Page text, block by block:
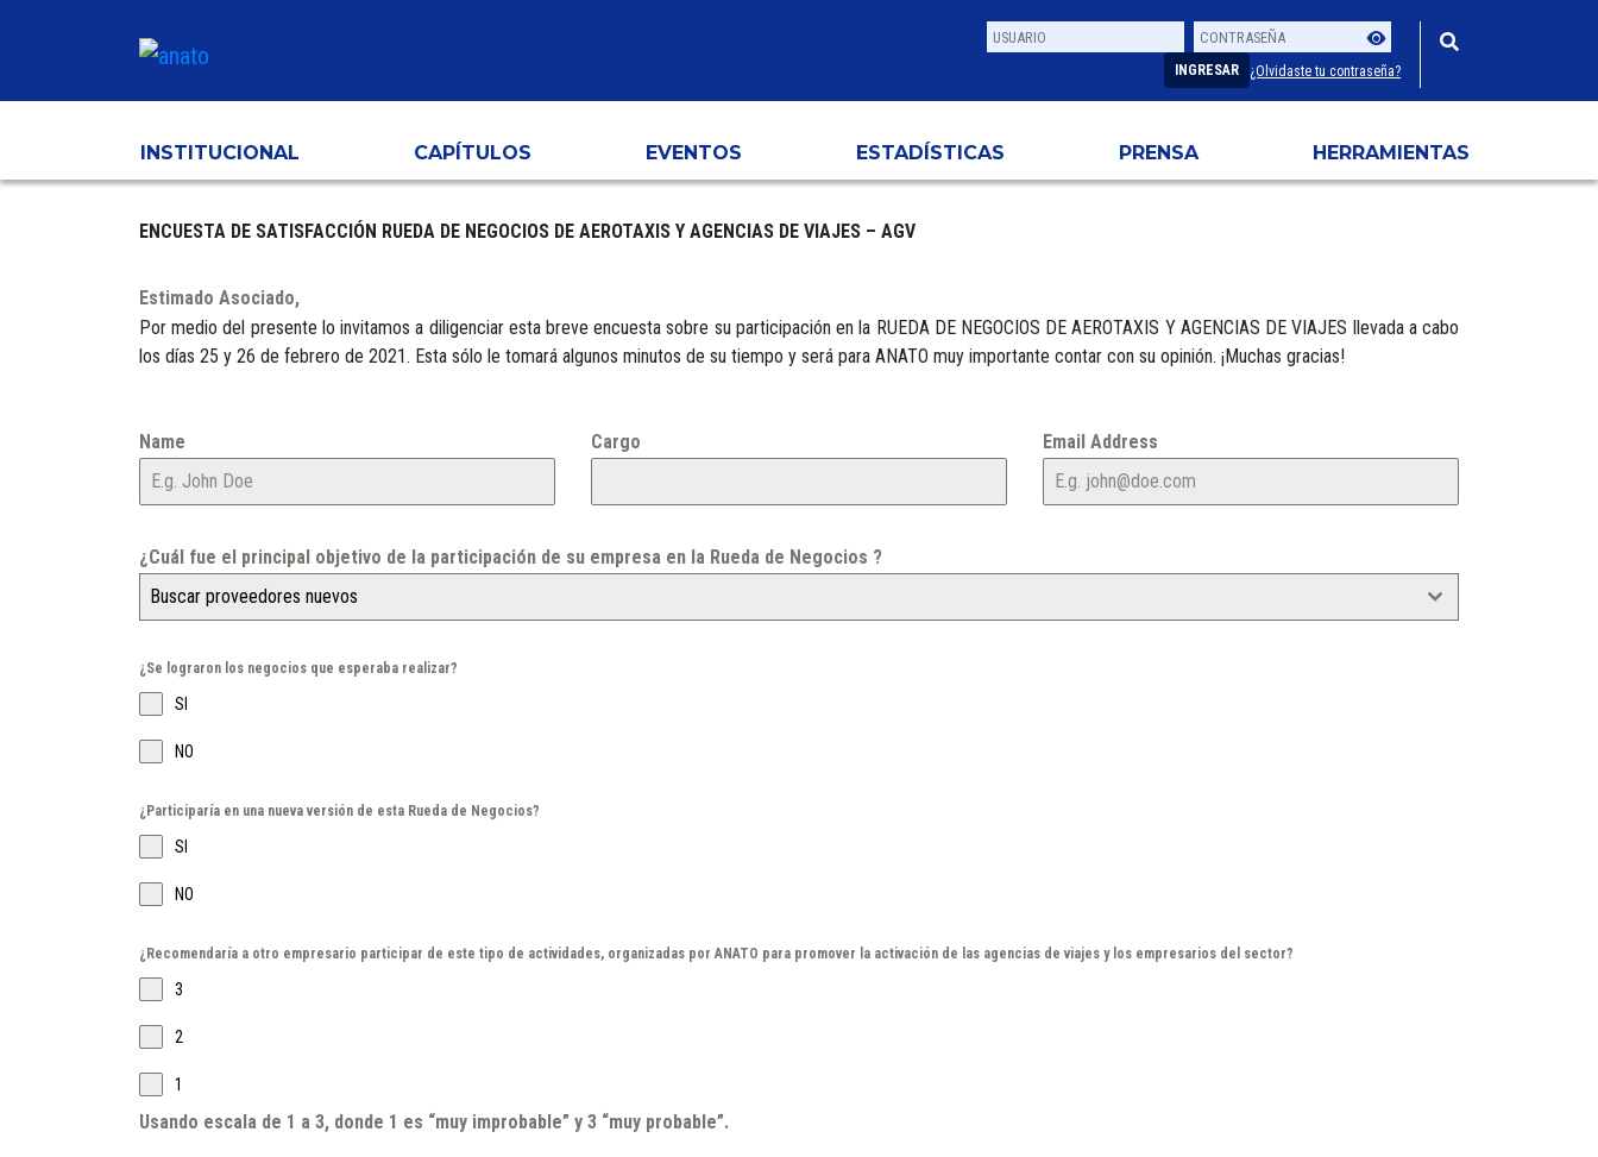
Usuario
Contraseña
INGRESAR ¿Olvidaste tu contraseña?
INSTITUCIONAL CAPÍTULOS EVENTOS ESTADÍSTICAS PRENSA HERRAMIENTAS
ENCUESTA DE SATISFACCIÓN RUEDA DE NEGOCIOS DE AEROTAXIS Y AGENCIAS DE VIAJES – AGV
Estimado Asociado,
Por medio del presente lo invitamos a diligenciar esta breve encuesta sobre su participación en la RUEDA DE NEGOCIOS DE AEROTAXIS Y AGENCIAS DE VIAJES llevada a cabo
los días 25 y 26 de febrero de 2021. Esta sólo le tomará algunos minutos de su tiempo y será para ANATO muy importante contar con su opinión. ¡Muchas gracias!
Name Cargo Email Address
¿Cuál fue el principal objetivo de la participación de su empresa en la Rueda de Negocios ?
Buscar proveedores nuevos
¿Se lograron los negocios que esperaba realizar?
SI
NO
¿Participaría en una nueva versión de esta Rueda de Negocios?
SI
NO
¿Recomendaría a otro empresario participar de este tipo de actividades, organizadas por ANATO para promover la activación de las agencias de viajes y los empresarios del sector?
3
2
1
Usando escala de 1 a 3, donde 1 es “muy improbable” y 3 “muy probable”.